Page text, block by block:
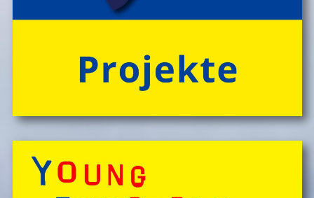
'CateringInsel' frisch zubereiteten, kĂśstlichen Bio-
Mahlzeiten!
Spontan anfragen,